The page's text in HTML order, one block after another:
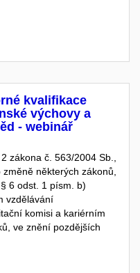
kvalifikace
výchovy a
- webinář
zákona č. 563/2004 Sb.,
některých zákonů,
6 odst. 1 písm. b)
vzdělávání
komisi a kariérním
ve znění pozdějších